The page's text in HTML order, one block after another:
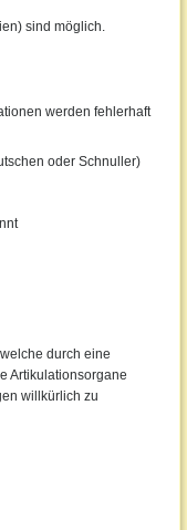
sind möglich.
werden fehlerhaft
oder Schnuller)
durch eine
Artikulationsorgane
willkürlich zu